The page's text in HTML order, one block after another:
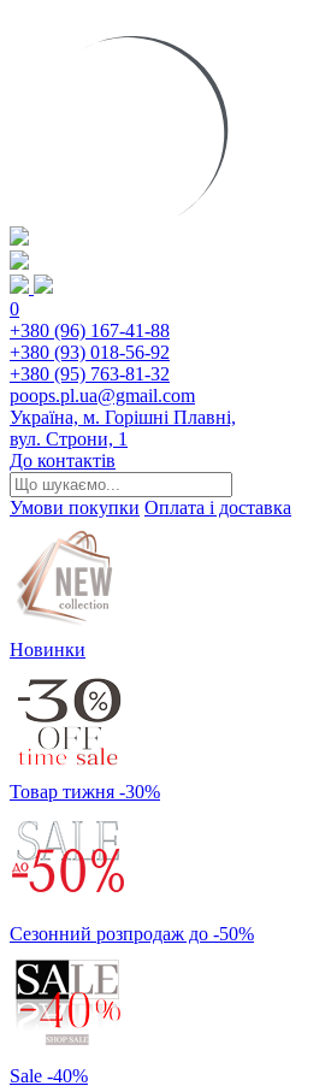
0
+380 (96) 167-41-88
+380 (93) 018-56-92
+380 (95) 763-81-32
poops.pl.ua@gmail.com
Україна, м. Горішні Плавні,
вул. Строни, 1
До контактів
Умови покупки Оплата і доставка
Новинки
Товар тижня -30%
Сезонний розпродаж до -50%
Sale -40%